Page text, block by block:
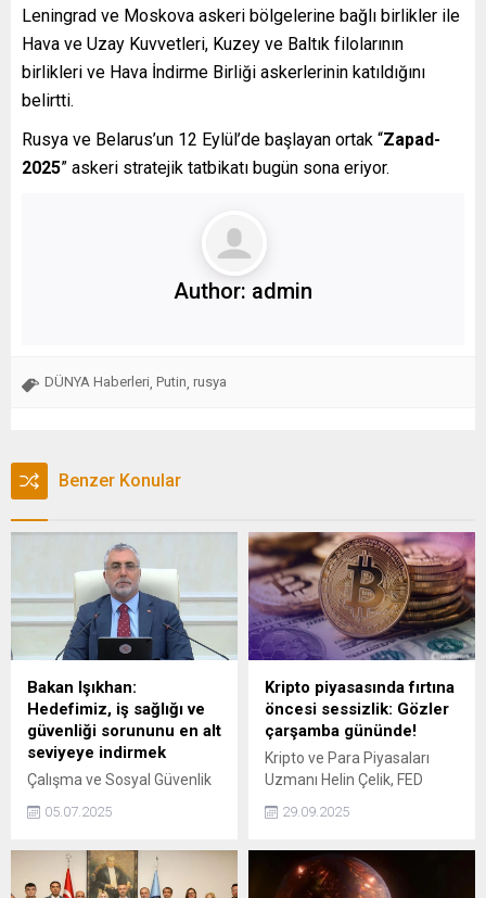
Leningrad ve Moskova askeri bölgelerine bağlı birlikler ile
Hava ve Uzay Kuvvetleri, Kuzey ve Baltık filolarının
birlikleri ve Hava İndirme Birliği askerlerinin katıldığını
belirtti.
Rusya ve Belarus’un 12 Eylül’de başlayan ortak “Zapad-
2025” askeri stratejik tatbikatı bugün sona eriyor.
Author: admin
DÜNYA Haberleri, Putin, rusya
Benzer Konular
Bakan Işıkhan:
Hedefimiz, iş sağlığı ve
güvenliği sorununu en alt
seviyeye indirmek
Çalışma ve Sosyal Güvenlik
kazaları ve meslek
dünyada, milyonlarca
çalışanın hayatını veya
05.07.2025
Kripto piyasasında fırtına
öncesi sessizlik: Gözler
çarşamba gününde!
Kripto ve Para Piyasaları
Uzmanı Helin Çelik, FED
kripto para piyasalarında
belirleyici olacağını söyledi.
Çelik, yatırımcılara temkinli
29.09.2025